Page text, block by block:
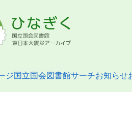
ジ国立国会図書館サーチお知らせ